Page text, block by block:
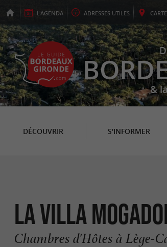
L'AGENDA ADRESSES UTILES CARTE
&
DÉCOUVRIR S'INFORMER
La Villa
Chambres d'Hôtes à Lège-